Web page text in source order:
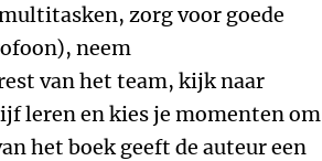
zorg voor goede
neem
van het team, kijk naar
leren en kies je momenten om
het boek geeft de auteur een